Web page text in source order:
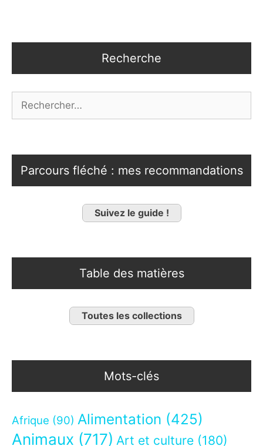
Recherche
Parcours fléché : mes recommandations
Suivez le guide !
Table des matières
Toutes les collections
Mots-clés
Afrique (90) Alimentation (425)
Animaux (717) Art et culture (180)